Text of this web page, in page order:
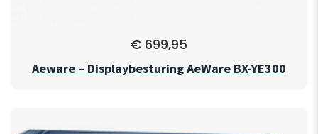
€ 699,95
Aeware – Displaybesturing AeWare BX-YE300